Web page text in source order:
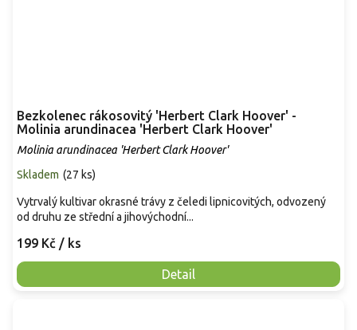
Bezkolenec rákosovitý 'Herbert Clark Hoover' -
Molinia arundinacea 'Herbert Clark Hoover'
Molinia arundinacea 'Herbert Clark Hoover'
Skladem (27 ks)
199 Kč / ks
Detail
Vytrvalý kultivar okrasné trávy z čeledi lipnicovitých, odvozený
od druhu ze střední a jihovýchodní...